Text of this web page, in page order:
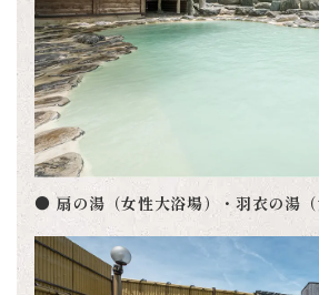
● 扇の湯（女性大浴場）・羽衣の湯（